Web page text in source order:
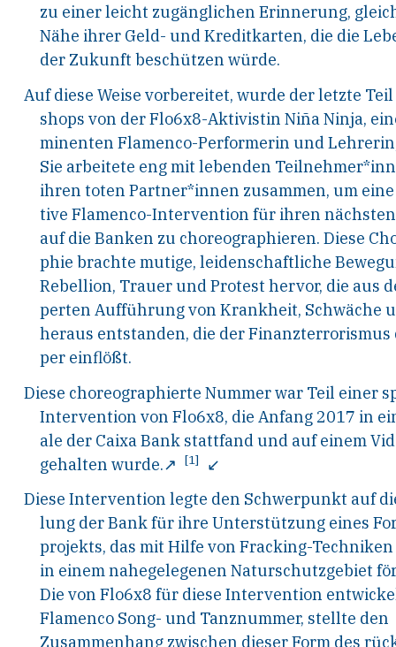
zu einer leicht zugänglichen Erinnerung,
Nähe ihrer Geld- und Kreditkarten, die die
der Zukunft beschützen würde.
Auf diese Weise vorbereitet, wurde der letzte Teil
shops von der Flo6x8-Aktivistin Niña Ninja,
minenten Flamenco-Performerin und
Sie arbeitete eng mit lebenden
ihren toten Partner*innen zusammen, um
tive Flamenco-Intervention für ihren
auf die Banken zu choreographieren. Diese
phie brachte mutige, leidenschaftliche
Rebellion, Trauer und Protest hervor, die aus
perten Aufführung von Krankheit, Schwäche
heraus entstanden, die der Finanzterrorismus
per einflößt.
Diese choreographierte Nummer war Teil einer
Intervention von Flo6x8, die Anfang 2017 in
ale der Caixa Bank stattfand und auf einem
gehalten wurde.↗ [1]
↙
Diese Intervention legte den Schwerpunkt auf
lung der Bank für ihre Unterstützung eines
projekts, das mit Hilfe von Fracking-Techniken
in einem nahegelegenen Naturschutzgebiet
Die von Flo6x8 für diese Intervention
Flamenco Song- und Tanznummer, stellte den
Zusammenhang zwischen dieser Form des